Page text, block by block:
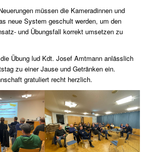
müssen die Kameradinnen und
neue System geschult werden, um den
und Übungsfall korrekt umsetzen zu
Übung lud Kdt. Josef Amtmann anlässlich
zu einer Jause und Getränken ein.
gratuliert recht herzlich.